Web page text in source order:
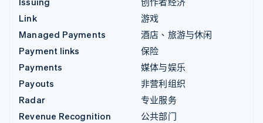
Link
Managed Payments
Payment links
Payments
Payouts
Radar
Revenue Recognition
游戏
酒店、旅游与休闲
保险
媒体与娱乐
非营利组织
专业服务
公共部门